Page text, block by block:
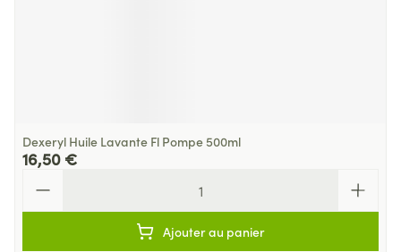
Dexeryl Huile Lavante Fl Pompe 500ml
16,50 €
Ajouter au panier